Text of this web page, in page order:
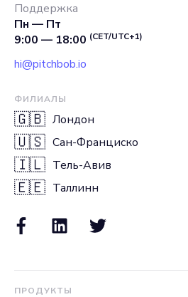
Поддержка
Пн — Пт
9:00 — 18:00 (CET/UTC+1)
hi@pitchbob.io
ФИЛИАЛЫ
🇬🇧 Лондон
🇺🇸 Сан-Франциско
🇮🇱 Тель-Авив
🇪🇪 Таллинн
ПРОДУКТЫ